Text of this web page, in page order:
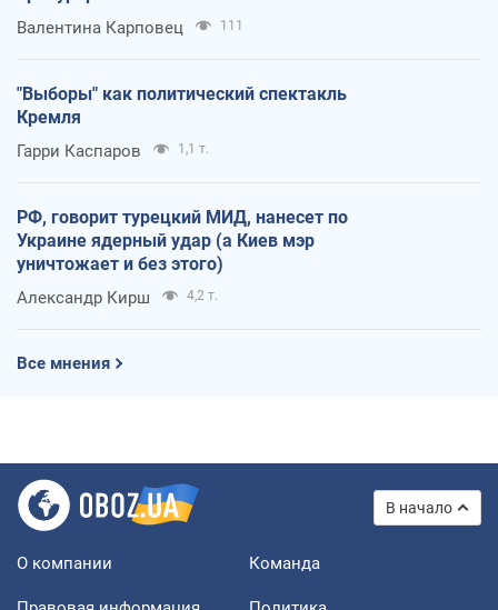
Валентина Карповец 111
"Выборы" как политический спектакль
Кремля
Гарри Каспаров 1,1 т.
РФ, говорит турецкий МИД, нанесет по
Украине ядерный удар (а Киев мэр
уничтожает и без этого)
Александр Кирш 4,2 т.
Все мнения
В начало
О компании Команда